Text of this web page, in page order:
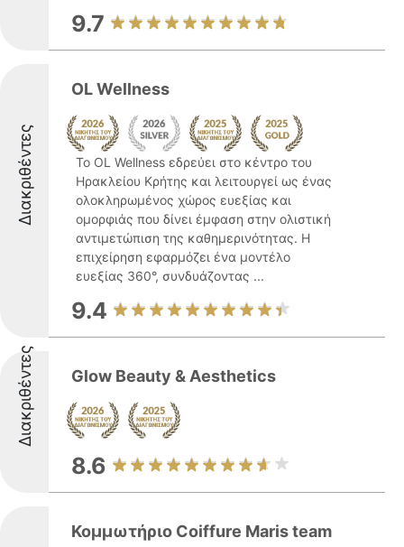
9.7
Διακριθέντες
OL Wellness
Το OL Wellness εδρεύει στο κέντρο του
Ηρακλείου Κρήτης και λειτουργεί ως ένας
ολοκληρωμένος χώρος ευεξίας και
ομορφιάς που δίνει έμφαση στην ολιστική
αντιμετώπιση της καθημερινότητας. Η
επιχείρηση εφαρμόζει ένα μοντέλο
ευεξίας 360°, συνδυάζοντας ...
9.4
Διακριθέντες Glow Beauty & Aesthetics
8.6
Κομμωτήριο Coiffure Maris team